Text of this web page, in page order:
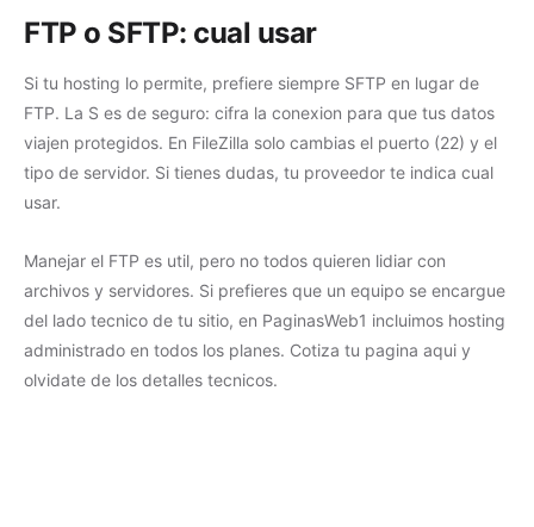
FTP o SFTP: cual usar
Si tu hosting lo permite, prefiere siempre SFTP en lugar de
FTP. La S es de seguro: cifra la conexion para que tus datos
viajen protegidos. En FileZilla solo cambias el puerto (22) y el
tipo de servidor. Si tienes dudas, tu proveedor te indica cual
usar.
Manejar el FTP es util, pero no todos quieren lidiar con
archivos y servidores. Si prefieres que un equipo se encargue
del lado tecnico de tu sitio, en PaginasWeb1 incluimos hosting
administrado en todos los planes. Cotiza tu pagina aqui y
olvidate de los detalles tecnicos.